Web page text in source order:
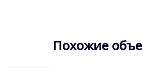
Похожие